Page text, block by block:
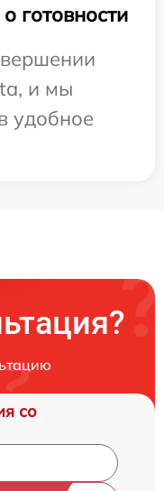
готовности
и мы
удобное
со